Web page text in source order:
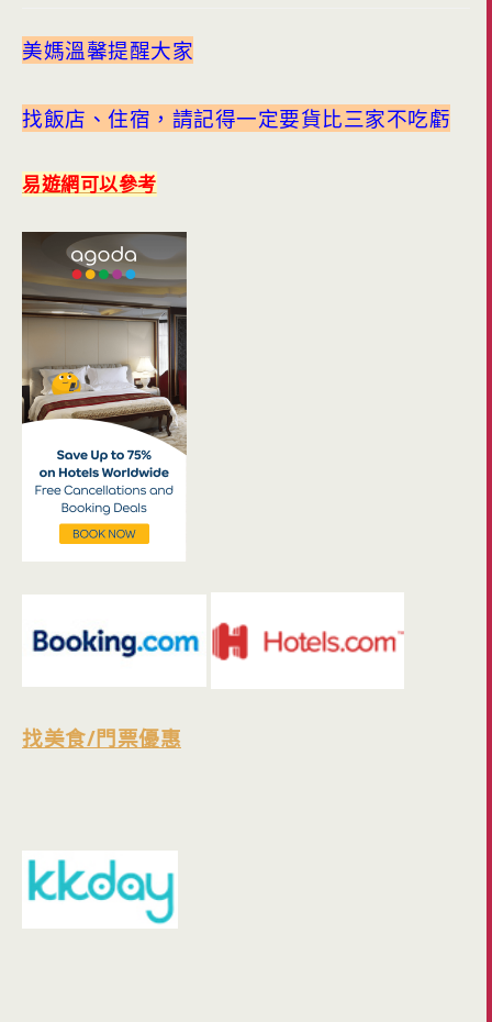
美媽溫馨提醒大家
找飯店、住宿，請記得一定要貨比三家不吃虧
易遊網可以參考
找美食/門票優惠